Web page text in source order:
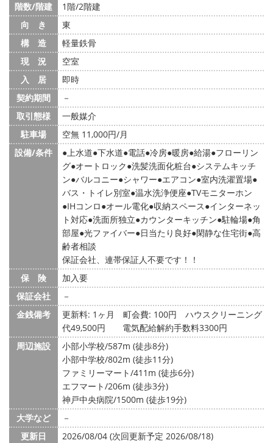
階数/階建
1階/2階建
向 き
東
構 造
軽量鉄骨
現 況
空室
入 居
即時
契約期間
－
取引態様
一般媒介
駐車場
空無 11,000円/月
設備/条件
上水道 下水道 電話 冷房 暖房 給湯 フローリン
グ オートロック 洗髪洗面化粧台 システムキッチ
ン バルコニー シャワー エアコン 室内洗濯置場
バス・トイレ別室 温水洗浄便座 TVモニターホン
IHコンロ オール電化 収納スペース インターネッ
ト対応 洗面所独立 カウンターキッチン 駐輪場 角
部屋 光ファイバー 日当たり良好 閑静な住宅街 高
齢者相談
保証会社、連帯保証人不要です！！
保 険
加入要
保証会社
－
金銭備考
更新料: 1ヶ月 町会費: 100円
ハウスクリーニング
代49,500円 電気配給解約手数料3300円
周辺施設
小部小学校/587m (徒歩8分)
小部中学校/802m (徒歩11分)
ファミリーマート/411m (徒歩6分)
エフマート/206m (徒歩3分)
神戸中央病院/1500m (徒歩19分)
大学など
－
更新日
2026/08/04 (次回更新予定 2026/08/18)